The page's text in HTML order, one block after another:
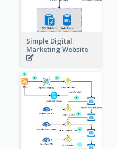
Simple Digital
Marketing Website